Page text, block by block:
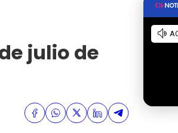
julio de